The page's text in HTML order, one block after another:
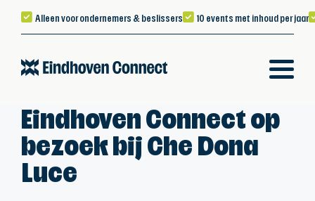
Alleen voor ondernemers & beslissers 10 events met inhoud per jaar
Eindhoven Connect op
bezoek bij Che Dona
Luce